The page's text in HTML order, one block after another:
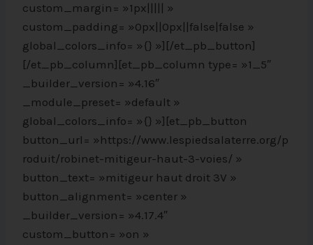
custom_margin= »1px||||| »
custom_padding= »0px||0px||false|false »
global_colors_info= »{} »][/et_pb_button]
[/et_pb_column][et_pb_column type= »1_5″
_builder_version= »4.16″
_module_preset= »default »
global_colors_info= »{} »][et_pb_button
button_url= »https://www.lespiedsalaterre.org/p
roduit/robinet-mitigeur-haut-3-voies/ »
button_text= »mitigeur haut droit 3V »
button_alignment= »center »
_builder_version= »4.17.4″
custom_button= »on »